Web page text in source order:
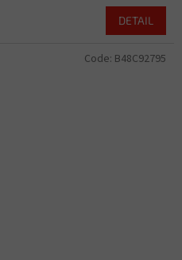
DETAIL
Code: B48C92795